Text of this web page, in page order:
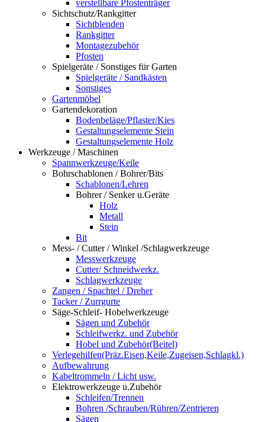
verstellbare Pfostenträger
Sichtschutz/Rankgitter
Sichtblenden
Rankgitter
Montagezubehör
Pfosten
Spielgeräte / Sonstiges für Garten
Spielgeräte / Sandkästen
Sonstiges
Gartenmöbel
Gartendekoration
Bodenbeläge/Pflaster/Kies
Gestaltungselemente Stein
Gestaltungselemente Holz
Werkzeuge / Maschinen
Spannwerkzeuge/Keile
Bohrschablonen / Bohrer/Bits
Schablonen/Lehren
Bohrer / Senker u.Geräte
Holz
Metall
Stein
Bit
Mess- / Cutter / Winkel /Schlagwerkzeuge
Messwerkzeuge
Cutter/ Schneidwerkz.
Schlagwerkzeuge
Zangen / Spachtel / Dreher
Tacker / Zurrgurte
Säge-Schleif- Hobelwerkzeuge
Sägen und Zubehör
Schleifwerkz. und Zubehör
Hobel und Zubehör(Beitel)
Verlegehilfen(Präz.Eisen,Keile,Zugeisen,Schlagkl.)
Aufbewahrung
Kabeltrommeln / Licht usw.
Elektrowerkzeuge u.Zubehör
Schleifen/Trennen
Bohren /Schrauben/Rühren/Zentrieren
Sägen